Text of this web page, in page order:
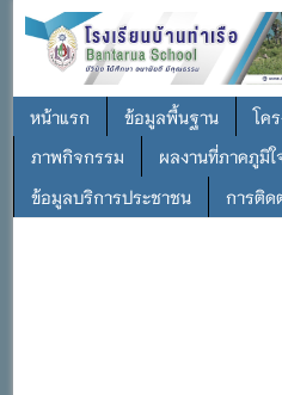
หน้าแรก ข้อมูลพื้นฐาน โค
ภาพกิจกรรม
ผลงานที่ภาคภูมิใ
ข้อมูลบริการประชาชน
การติด